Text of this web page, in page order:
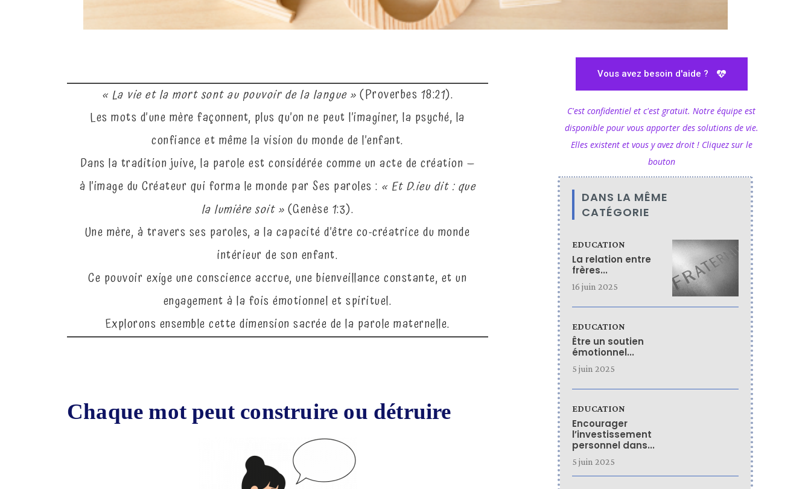
« La vie et la mort sont au pouvoir de la langue »(Proverbes 18:21).
Les mots d’une mère façonnent, plus qu’on ne peut l’imaginer, la psyché, la
confiance et même la vision du monde de l’enfant.
Dans la tradition juive, la parole est considérée comme un acte de création —
à l’image du Créateur qui forma le monde par Ses paroles : « Et D.ieu dit : que
la lumière soit »(Genèse 1:3).
Une mère, à travers ses paroles, a la capacité d’être co-créatrice du monde
intérieur de son enfant.
Ce pouvoir exige une conscience accrue, une bienveillance constante, et un
engagement à la fois émotionnel et spirituel.
Explorons ensemble cette dimension sacrée de la parole maternelle.
Chaque mot peut construire ou détruire
Vous avez besoin d'aide ?
C'est confidentiel et c'est gratuit. Notre équipe est
disponible pour vous apporter des solutions de vie.
Elles existent et vous y avez droit ! Cliquez sur le
bouton
DANS LA MÊME
CATÉGORIE
EDUCATION
La relation entre
frères...
16 juin 2025
EDUCATION
Être un soutien
émotionnel...
5 juin 2025
EDUCATION
Encourager
l’investissement
personnel dans...
5 juin 2025